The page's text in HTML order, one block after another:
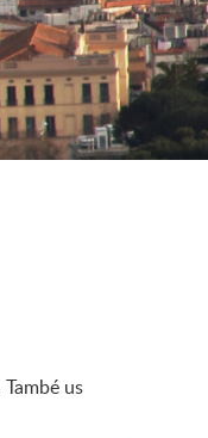
us